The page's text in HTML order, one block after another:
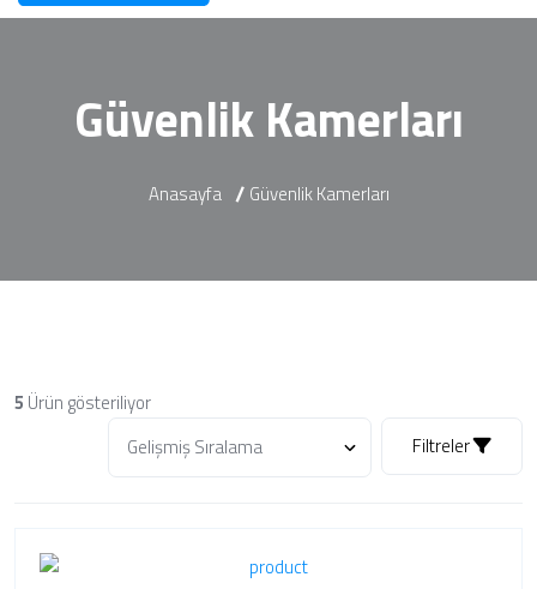
Güvenlik Kamerları
Anasayfa Güvenlik Kamerları
5 Ürün gösteriliyor
Filtreler